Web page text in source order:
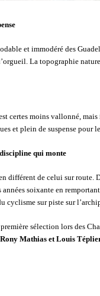
et immodéré des
La topographie
certes moins vallonné,
et plein de suspense pour
qui monte
différent de celui sur route.
années soixante en
cyclisme sur piste sur
sélection lors des
Mathias et Louis